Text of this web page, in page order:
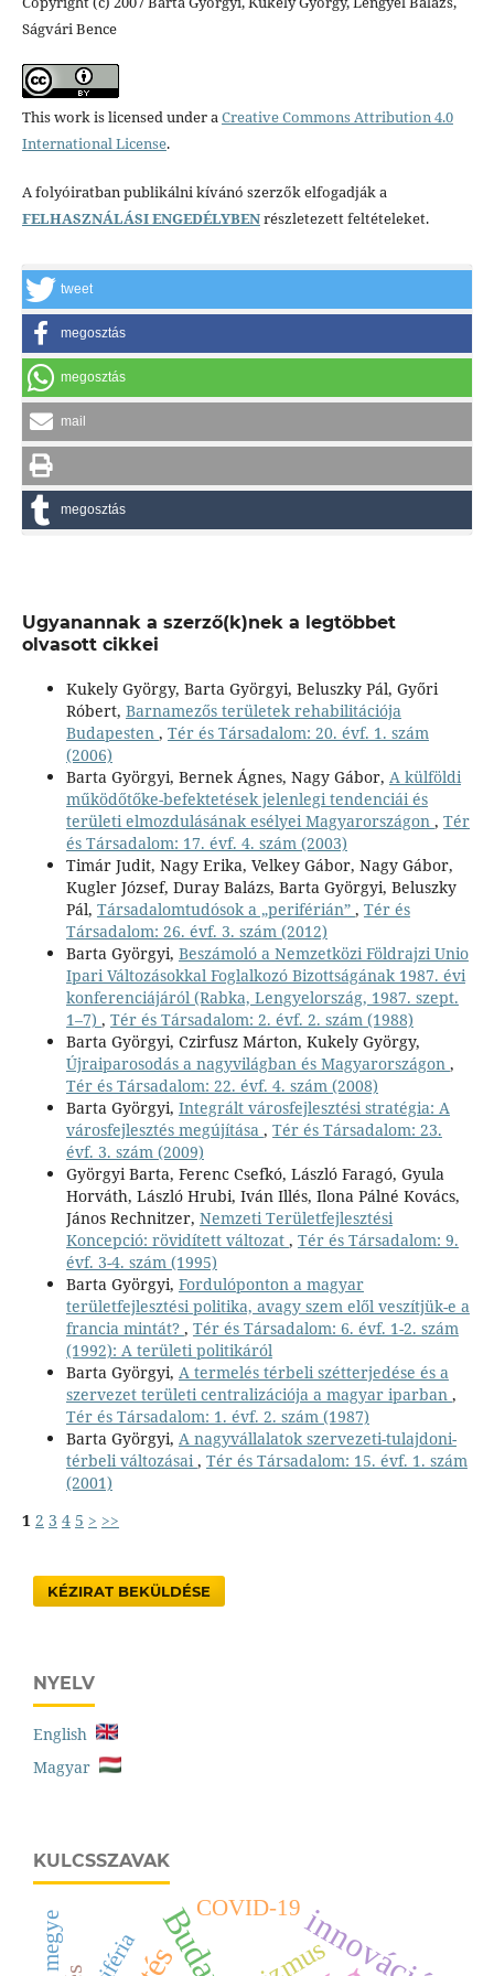
Ságvári Bence
This work is licensed under aCreative Commons Attribution 4.0
International License.
A folyóiratban publikálni kívánó szerzők elfogadják a
FELHASZNÁLÁSI ENGEDÉLYBENrészletezett feltételeket.
tweet
megosztás
megosztás
mail
megosztás
Ugyanannak a szerző(k)nek a legtöbbet
olvasott cikkei
Kukely György, Barta Györgyi, Beluszky Pál, Győri
Róbert, Barnamezős területek rehabilitációja
Budapesten , Tér és Társadalom: 20. évf. 1. szám
(2006)
Barta Györgyi, Bernek Ágnes, Nagy Gábor, A külföldi
működőtőke-befektetések jelenlegi tendenciái és
területi elmozdulásának esélyei Magyarországon , Tér
és Társadalom: 17. évf. 4. szám (2003)
Timár Judit, Nagy Erika, Velkey Gábor, Nagy Gábor,
Kugler József, Duray Balázs, Barta Györgyi, Beluszky
Pál, Társadalomtudósok a „periférián” , Tér és
Társadalom: 26. évf. 3. szám (2012)
Barta Györgyi, Beszámoló a Nemzetközi Földrajzi Unio
Ipari Változásokkal Foglalkozó Bizottságának 1987. évi
konferenciájáról (Rabka, Lengyelország, 1987. szept.
1–7) , Tér és Társadalom: 2. évf. 2. szám (1988)
Barta Györgyi, Czirfusz Márton, Kukely György,
Újraiparosodás a nagyvilágban és Magyarországon ,
Tér és Társadalom: 22. évf. 4. szám (2008)
Barta Györgyi, Integrált városfejlesztési stratégia: A
városfejlesztés megújítása , Tér és Társadalom: 23.
évf. 3. szám (2009)
Györgyi Barta, Ferenc Csefkó, László Faragó, Gyula
Horváth, László Hrubi, Iván Illés, Ilona Pálné Kovács,
János Rechnitzer, Nemzeti Területfejlesztési
Koncepció: rövidített változat , Tér és Társadalom: 9.
évf. 3-4. szám (1995)
Barta Györgyi, Fordulóponton a magyar
területfejlesztési politika, avagy szem elől veszítjük-e a
francia mintát? , Tér és Társadalom: 6. évf. 1-2. szám
(1992): A területi politikáról
Barta Györgyi, A termelés térbeli szétterjedése és a
szervezet területi centralizációja a magyar iparban ,
Tér és Társadalom: 1. évf. 2. szám (1987)
Barta Györgyi, A nagyvállalatok szervezeti-tulajdoni-
térbeli változásai, Tér és Társadalom: 15. évf. 1. szám
(2001)
1 2 3 4 5 > >>
KÉZIRAT BEKÜLDÉSE
NYELV
English
Magyar
KULCSSZAVAK
innováció
COVID-19